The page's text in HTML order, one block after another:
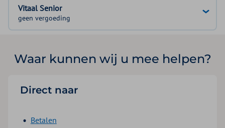
Vitaal Senior
geen vergoeding
Waar kunnen wij u mee helpen?
Direct naar
Betalen